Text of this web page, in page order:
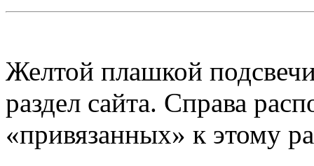
Желтой плашкой
раздел сайта. Справа
«привязанных» к этому